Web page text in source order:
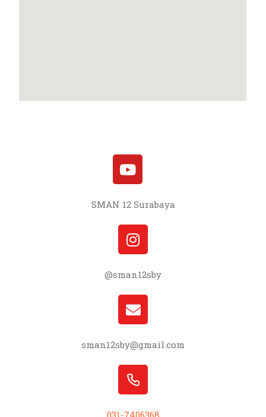
SMAN 12 Surabaya
@sman12sby
sman12sby@gmail.com